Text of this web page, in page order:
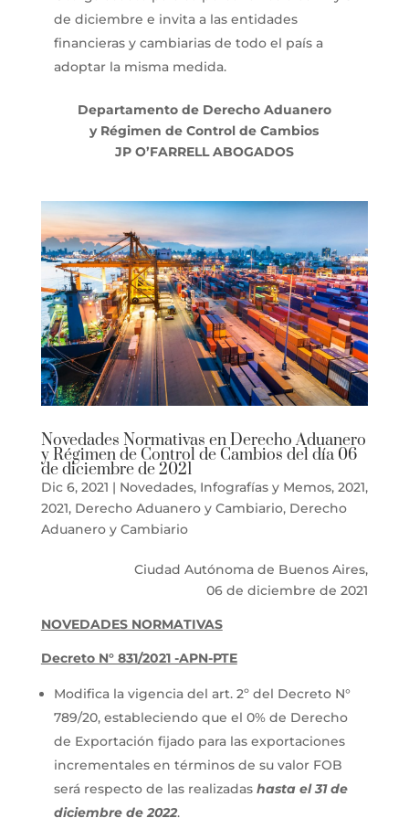
de diciembre e invita a las entidades
financieras y cambiarias de todo el país a
adoptar la misma medida.
Departamento de Derecho Aduanero
y Régimen de Control de Cambios
JP O’FARRELL ABOGADOS
Novedades Normativas en Derecho Aduanero
y Régimen de Control de Cambios del día 06
de diciembre de 2021
Dic 6, 2021 | Novedades, Infografías y Memos, 2021,
2021, Derecho Aduanero y Cambiario, Derecho
Aduanero y Cambiario
Ciudad Autónoma de Buenos Aires,
06 de diciembre de 2021
NOVEDADES NORMATIVAS
Decreto N° 831/2021 -APN-PTE
Modifica la vigencia del art. 2º del Decreto N°
789/20, estableciendo que el 0% de Derecho
de Exportación fijado para las exportaciones
incrementales en términos de su valor FOB
será respecto de las realizadas hasta el 31 de
diciembre de 2022.